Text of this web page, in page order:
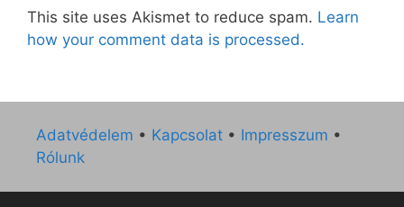
This site uses Akismet to reduce spam. Learn
how your comment data is processed.
Adatvédelem • Kapcsolat • Impresszum •
Rólunk